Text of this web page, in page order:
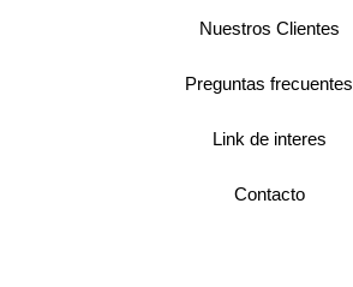
Nuestros Clientes
Preguntas frecuentes
Link de interes
Contacto